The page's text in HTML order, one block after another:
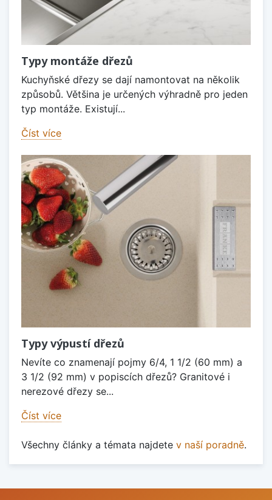
Typy montáže dřezů
Kuchyňské dřezy se dají namontovat na několik
způsobů. Většina je určených výhradně pro jeden
typ montáže. Existují...
Číst více
Typy výpustí dřezů
Nevíte co znamenají pojmy 6/4, 1 1/2 (60 mm) a
3 1/2 (92 mm) v popiscích dřezů? Granitové i
nerezové dřezy se...
Číst více
Všechny články a témata najdete v naší poradně.